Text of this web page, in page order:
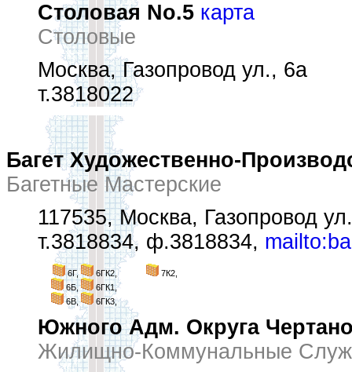
Столовая No.5 карта
Столовые
Москва, Газопровод ул., 6а
т.3818022
Багет Художественно-
Багетные Мастерские
117535, Москва, Газопровод
т.3818834, ф.3818834,
6Г,
6ГК2,
6Б,
6ГК1,
6В,
6ГК3,
7К2,
Южного Адм. Округа
Жилищно-Коммунальные